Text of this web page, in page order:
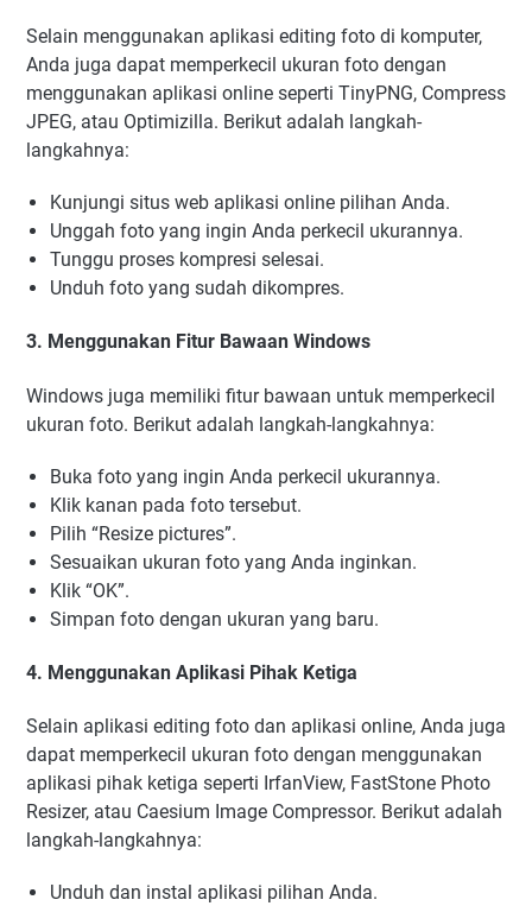
Selain menggunakan aplikasi editing foto di komputer,
Anda juga dapat memperkecil ukuran foto dengan
menggunakan aplikasi online seperti TinyPNG, Compress
JPEG, atau Optimizilla. Berikut adalah langkah-
langkahnya:
Kunjungi situs web aplikasi online pilihan Anda.
Unggah foto yang ingin Anda perkecil ukurannya.
Tunggu proses kompresi selesai.
Unduh foto yang sudah dikompres.
3. Menggunakan Fitur Bawaan Windows
Windows juga memiliki fitur bawaan untuk memperkecil
ukuran foto. Berikut adalah langkah-langkahnya:
Buka foto yang ingin Anda perkecil ukurannya.
Klik kanan pada foto tersebut.
Pilih “Resize pictures”.
Sesuaikan ukuran foto yang Anda inginkan.
Klik “OK”.
Simpan foto dengan ukuran yang baru.
4. Menggunakan Aplikasi Pihak Ketiga
Selain aplikasi editing foto dan aplikasi online, Anda juga
dapat memperkecil ukuran foto dengan menggunakan
aplikasi pihak ketiga seperti IrfanView, FastStone Photo
Resizer, atau Caesium Image Compressor. Berikut adalah
langkah-langkahnya:
Unduh dan instal aplikasi pilihan Anda.